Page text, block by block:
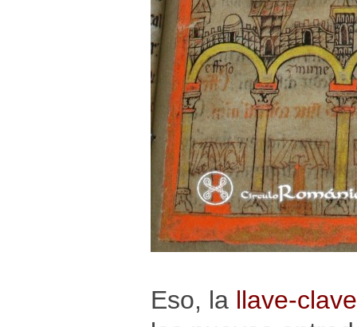
Eso, la llave-clave